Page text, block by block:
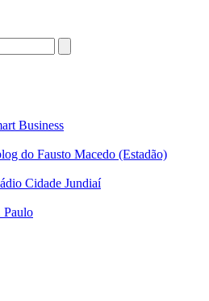
Business
do Fausto Macedo (Estadão)
Cidade Jundiaí
Paulo